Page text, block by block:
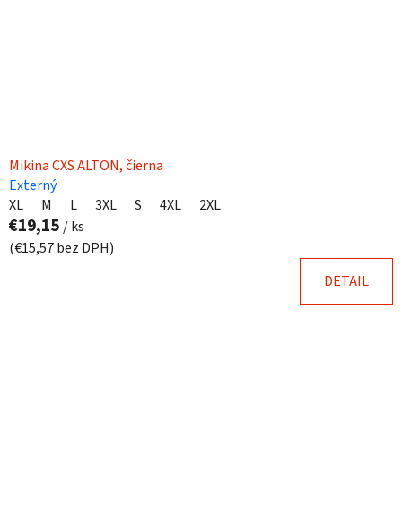
Mikina CXS ALTON, čierna
Externý
XL
M L 3XL S 4XL 2XL
€19,15 / ks
(€15,57 bez DPH)
DETAIL